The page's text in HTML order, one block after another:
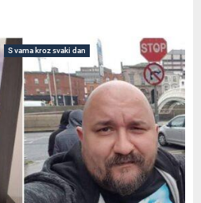
S vama kroz svaki dan